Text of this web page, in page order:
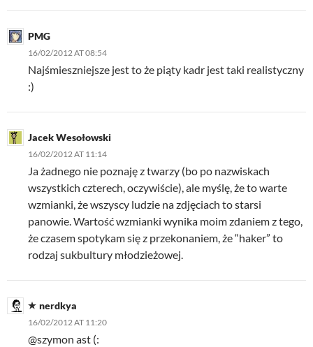
PMG
16/02/2012 AT 08:54
Najśmieszniejsze jest to że piąty kadr jest taki realistyczny
:)
Jacek Wesołowski
16/02/2012 AT 11:14
Ja żadnego nie poznaję z twarzy (bo po nazwiskach
wszystkich czterech, oczywiście), ale myślę, że to warte
wzmianki, że wszyscy ludzie na zdjęciach to starsi
panowie. Wartość wzmianki wynika moim zdaniem z tego,
że czasem spotykam się z przekonaniem, że “haker” to
rodzaj sukbultury młodzieżowej.
nerdkya
16/02/2012 AT 11:20
@szymon ast (: